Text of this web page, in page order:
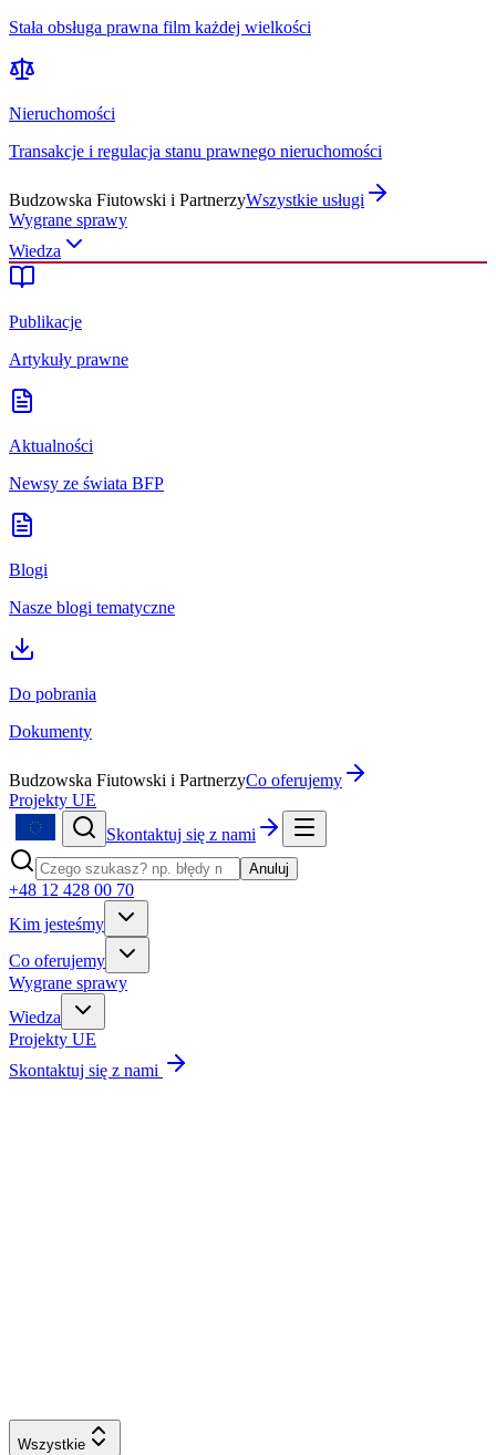
Stała obsługa prawna film każdej wielkości
Nieruchomości
Transakcje i regulacja stanu prawnego nieruchomości
Budzowska Fiutowski i PartnerzyWszystkie usługi
Wygrane sprawy
Wiedza
Publikacje
Artykuły prawne
Aktualności
Newsy ze świata BFP
Blogi
Nasze blogi tematyczne
Do pobrania
Dokumenty
Budzowska Fiutowski i PartnerzyCo oferujemy
Projekty UE
Skontaktuj się z nami
Anuluj
+48 12 428 00 70
Kim jesteśmy
Co oferujemy
Wygrane sprawy
Wiedza
Projekty UE
Skontaktuj się z nami
Wszystkie